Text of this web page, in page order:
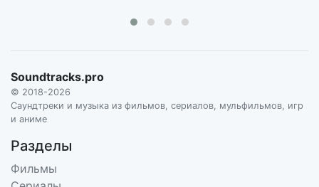
RANDY NEWMAN
The Bird Flies
RANDY NEWMAN
2:39
Ants Fight Back
RANDY NEWMAN
Soundtracks.pro
© 2018-2026
Саундтреки и музыка из фильмов, сериалов, мульфильмов, игр
и аниме
Разделы
Фильмы